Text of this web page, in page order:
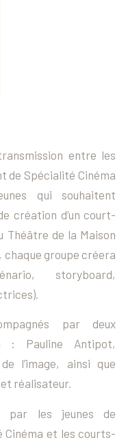
entre les
de Spécialité Cinéma
qui souhaitent
création d’un court-
Théâtre de la Maison
chaque groupe créera
storyboard,
par deux
: Pauline Antipot,
l’image, ainsi que
réalisateur.
par les jeunes de
Cinéma et les courts-